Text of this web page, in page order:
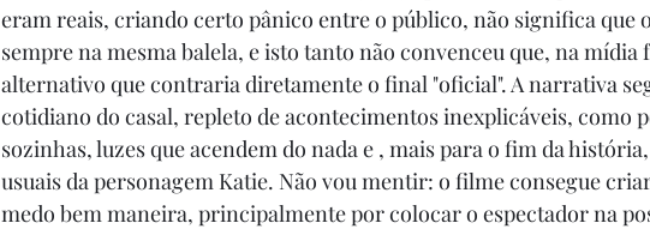
eram reais, criando certo pânico entre o público, não significa que
sempre na mesma balela, e isto tanto não convenceu que, na
alternativo que contraria diretamente o final "oficial". A narrativa
cotidiano do casal, repleto de acontecimentos inexplicáveis, como
sozinhas, luzes que acendem do nada e , mais para o fim da
usuais da personagem Katie. Não vou mentir: o filme consegue
medo bem maneira, principalmente por colocar o espectador na